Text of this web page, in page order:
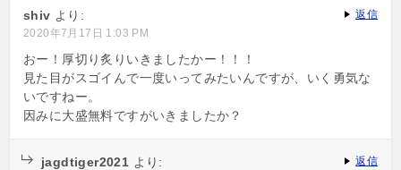
shiv より:
2020年7月17日 1:03 PM
おー！厚切り炙りいきましたかー！！！
見た目がスゴイんで一度いってみたいんですが、いく勇気な
いですねー。
因みに大盛無料ですがいきましたか？
返信
jagdtiger2021 より: 返信